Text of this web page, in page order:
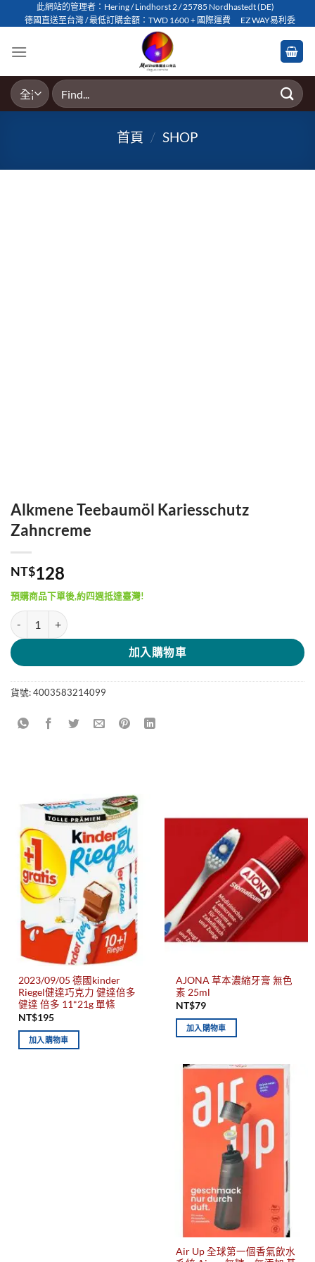
to
此網站的管理者：Hering / Lindhorst 2 / 25785 Nordhastedt (DE)
德國直送至台灣 / 最低訂購金額：TWD 1600 + 國際運費
EZ WAY易利委
搜
尋
首頁 / SHOP
Alkmene Teebaumöl Kariesschutz
Zahncreme
NT$128
預購商品下單後,約四週抵達臺灣!
Alkmene Teebaumöl Kariesschutz Zahncreme 數量
加入購物車
貨號:4003583214099
2023/09/05 德國kinder
Riegel健達巧克力 健達倍多
健達 倍多 11*21g 單條
NT$195
加入購物車
AJONA 草本濃縮牙膏 無色
素 25ml
NT$79
加入購物車
Air Up 全球第一個香氣飲水